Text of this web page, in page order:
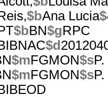
$bAna Lucia
$bBN$gRPC
$d
$mFGMON$s
$mFGMON$s